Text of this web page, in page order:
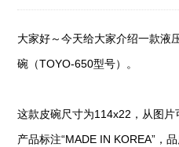
大家好～今天给大家介绍一款
碗（TOYO-650型号）。
这款皮碗尺寸为114x22，从图片
产品标注“MADE IN KOREA”，